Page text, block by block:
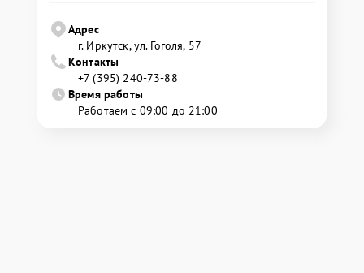
Адрес
г. Иркутск, ул. ​Гоголя, 57
Контакты
+7 (395) 240-73-88
Время работы
Работаем с 09:00 до 21:00